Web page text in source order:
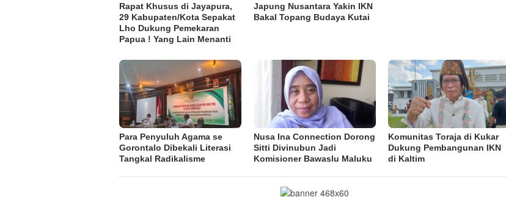
Rapat Khusus di Jayapura,
29 Kabupaten/Kota Sepakat
Lho Dukung Pemekaran
Papua ! Yang Lain Menanti
Japung Nusantara Yakin IKN
Bakal Topang Budaya Kutai
Para Penyuluh Agama se
Gorontalo Dibekali Literasi
Tangkal Radikalisme
Nusa Ina Connection Dorong
Sitti Divinubun Jadi
Komisioner Bawaslu Maluku
Komunitas Toraja di Kukar
Dukung Pembangunan IKN
di Kaltim